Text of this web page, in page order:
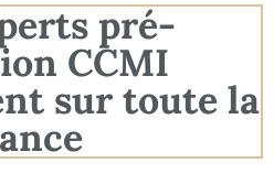
pré-
CCMI
sur toute la